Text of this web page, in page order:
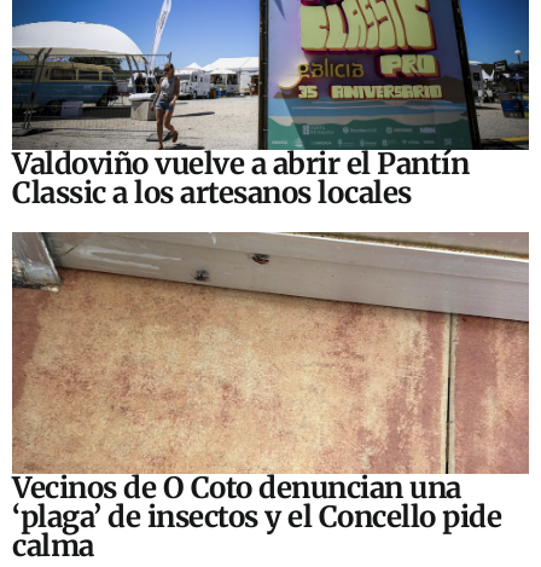
Valdoviño vuelve a abrir el Pantín
Classic a los artesanos locales
Vecinos de O Coto denuncian una
‘plaga’ de insectos y el Concello pide
calma